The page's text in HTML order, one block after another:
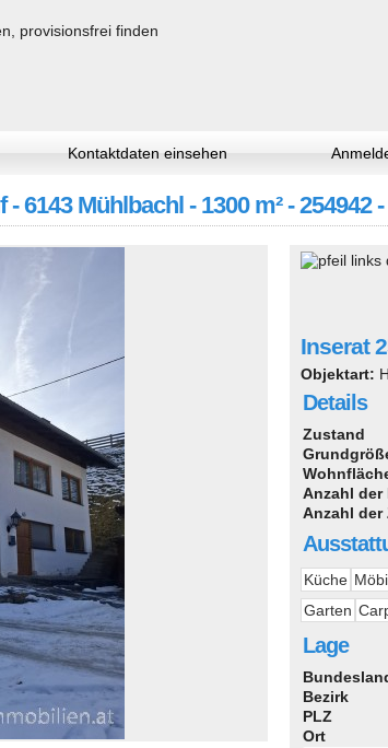
Kontaktdaten einsehen
6143 Mühlbachl - 1300 m² - 254942
Inserat
Objektart:
Details
Zustand
Anzahl der
Anzahl der
Küche
Garten
Lage
Bezirk
PLZ
Ort